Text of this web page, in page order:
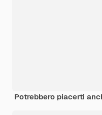
Potrebbero piacerti